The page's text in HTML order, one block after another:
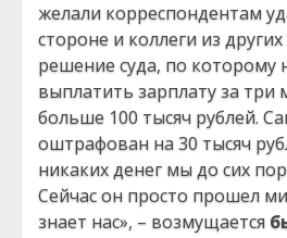
желали корреспондентам
стороне и коллеги из
решение суда, по которому
выплатить зарплату за три
больше 100 тысяч рублей.
оштрафован на 30 тысяч
никаких денег мы до сих
Сейчас он просто прошел
знает нас», – возмущается